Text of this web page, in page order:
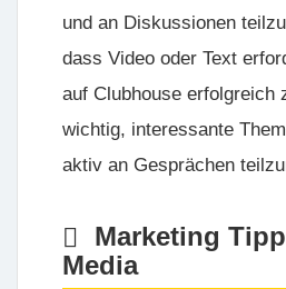
und an Diskussionen
dass Video oder Text
auf Clubhouse erfolgreich
wichtig, interessante
aktiv an Gesprächen
Marketing
Media